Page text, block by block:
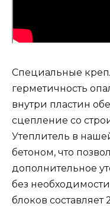
Специальные
герметичность
внутри пластин
сцепление со
Утеплитель в
бетоном, что
дополнительное
без
блоков составляет